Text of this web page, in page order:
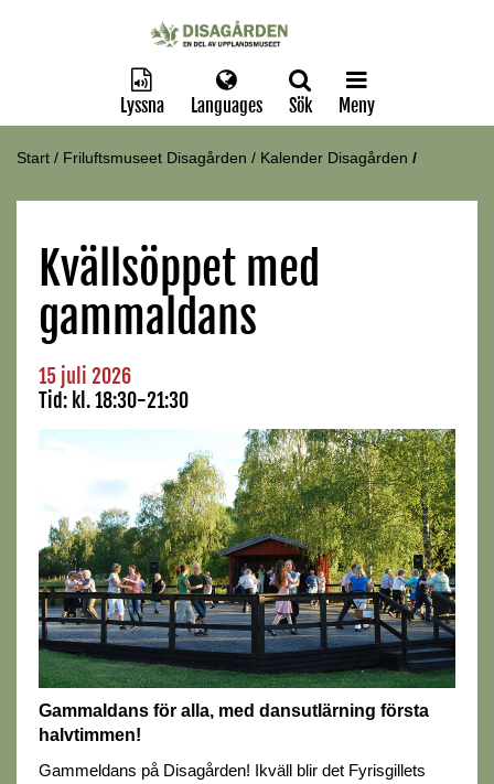
Lyssna Languages Sök Meny
Start / Friluftsmuseet Disagården / Kalender Disagården /
Kvällsöppet med
gammaldans
15 juli 2026
Tid: kl. 18:30-21:30
Gammaldans för alla, med dansutlärning första
halvtimmen!
Gammeldans på Disagården! Ikväll blir det Fyrisgillets